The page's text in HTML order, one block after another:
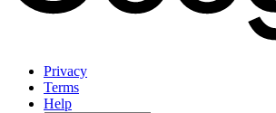
Privacy
Terms
Help